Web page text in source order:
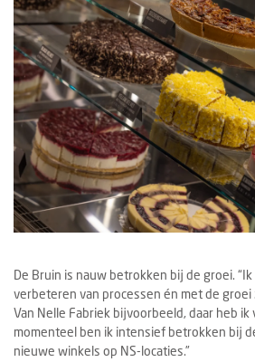
De Bruin is nauw betrokken bij de groei.
verbeteren van processen én met de groei
Van Nelle Fabriek bijvoorbeeld, daar heb
momenteel ben ik intensief betrokken bij
nieuwe winkels op NS-locaties.”